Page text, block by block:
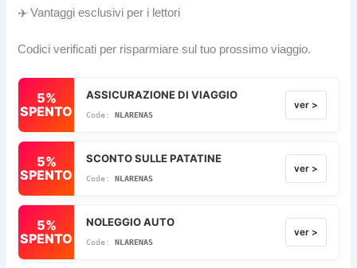
✈️ Vantaggi esclusivi per i lettori
Codici verificati per risparmiare sul tuo prossimo viaggio.
5%
SPENTO
ASSICURAZIONE DI VIAGGIO
NLARENAS
ver >
5%
SPENTO
SCONTO SULLE PATATINE
NLARENAS
ver >
5%
SPENTO
NOLEGGIO AUTO
NLARENAS
ver >